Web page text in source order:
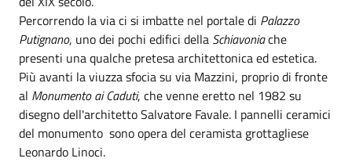
Percorrendo la via ci si imbatte nel portale di Palazzo
Putignano, uno dei pochi edifici della Schiavoniache
presenti una qualche pretesa architettonica ed estetica.
Più avanti la viuzza sfocia su via Mazzini, proprio di fronte
al Monumento ai Caduti, che venne eretto nel 1982 su
disegno dell'architetto Salvatore Favale. I pannelli ceramici
del monumento sono opera del ceramista grottagliese
Leonardo Linoci.